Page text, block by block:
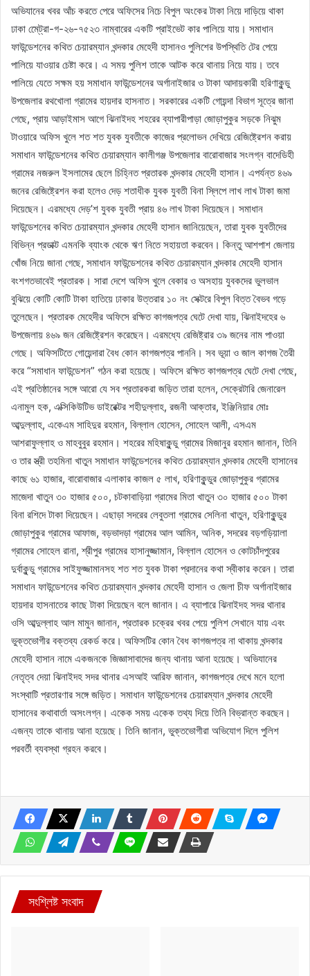
অভিযানের খবর আঁচ করতে পেরে অফিসের নিচে বিপুল অংকের টাকা নিয়ে দাড়িয়ে থাকা
ঢাকা মে্েট্রা-গ-২৬-৭৫২৩ নাম্বারের একটি প্রাইভেট কার পালিয়ে যায়। সমাধান
ফাউন্ডেশনের কথিত চেয়ারম্যান খন্দকার মেহেদী হাসানও পুলিশের উপস্থিতি টের পেয়ে
পালিয়ে যাওয়ার চেষ্টা করে। এ সময় পুলিশ তাকে আটক করে থানায় নিয়ে যায়। তবে
পালিয়ে যেতে সক্ষম হয় সমাধান ফাউন্ডেশনের অর্গানাইজার ও টাকা আদায়কারী হরিণাকুন্ডু
উপজেলার রথখোলা গ্রামের হায়দার হাসনাত। সরকারের একটি গোয়ন্দা বিভাগ সূত্রে জানা
গেছে, প্রায় আড়াইমাস আগে ঝিনাইদহ শহরের ব্যাপারীপাড়া জোড়াপুকুর সড়কে নিঝুম
টাওয়ারে অফিস খুলে শত শত যুবক যুবতীকে কাজের প্রলোভন দেখিয়ে রেজিষ্ট্রেশন করায়
সমাধান ফাউন্ডেশনের কথিত চেয়ারম্যান কালীগঞ্জ উপজেলার বারোবাজার সংলগ্ন বাদেডিহী
গ্রামের নজরুল ইসলামের ছেলে চিহ্নিত প্রতারক খন্দকার মেহেদী হাসান। এপর্যন্ত ৪৬৯
জনের রেজিষ্ট্রেশন করা হলেও দেড় শতাধীক যুবক যুবতী বিনা স্লিপে লাখ লাখ টাকা জমা
দিয়েছেন। এরমধ্যে দেড়’শ যুবক যুবতী প্রায় ৪৬ লাখ টাকা দিয়েছেন। সমাধান
ফাউন্ডেশনের কথিত চেয়ারম্যান খন্দকার মেহেদী হাসান জানিয়েছেন, তারা যুবক যুবতীদের
বিভিন্ন প্রডাক্ট এমনকি ব্যাংক থেকে ঋণ নিতে সহায়তা করবেন। কিন্তু আশপাশ জেলায়
খোঁজ নিয়ে জানা গেছে, সমাধান ফাউন্ডেশনের কথিত চেয়ারম্যান খন্দকার মেহেদী হাসান
বংশগতভাবেই প্রতারক। সারা দেশে অফিস খুলে বেকার ও অসহায় যুবকদের ভুলভাল
বুঝিয়ে কোটি কোটি টাকা হাতিয়ে ঢাকার উত্তরার ১০ নং সেক্টরে বিপুল বিত্ত বৈভব গড়ে
তুলেছেন। প্রতারক মেহেদীর অফিসে রক্ষিত কাগজপত্র ঘেটে দেখা যায়, ঝিনাইদহের ৬
উপজেলায় ৪৬৯ জন রেজিষ্ট্রেশন করেছেন। এরমধ্যে রেজিষ্ট্রার ৩৯ জনের নাম পাওয়া
গেছে। অফিসটিতে গোয়েন্দারা বৈধ কোন কাগজপত্র পাননি। সব ভূয়া ও জাল কাগজ তৈরী
করে “সমাধান ফাউন্ডেশন” গঠন করা হয়েছে। অফিসে রক্ষিত কাগজপত্র ঘেটে দেখা গেছে,
এই প্রতিষ্ঠানের সঙ্গে আরো যে সব প্রতারকরা জড়িত তারা হলেন, সেক্রেটারি জেনারেল
এনামুল হক, এক্সিকিউটিভ ডাইরেক্টর শহীদুল্লাহ, রজনী আক্তার, ইঞ্জিনিয়ার মোঃ
আব্দুল্লাহ, একেএম সাহিদুর রহমান, বিল্লাল হোসেন, সোহেল আলী, এসএম
আশরাফুল্লাহ ও মাহবুবুর রহমান। শহরের মহিষাকুন্ডু গ্রামের মিজানুর রহমান জানান, তিনি
ও তার স্ত্রী তহমিনা খাতুন সমাধান ফাউন্ডেশনের কথিত চেয়ারম্যান খন্দকার মেহেদী হাসানের
কাছে ৬১ হাজার, বারোবাজার এলাকার কাজল ৫ লাখ, হরিণাকুন্ডুর জোড়াপুকুর গ্রামের
মাজেদা খাতুন ৩০ হাজার ৫০০, চটকাবাড়িয়া গ্রামের মিতা খাতুন ৩০ হাজার ৫০০ টাকা
বিনা রশিদে টাকা দিয়েছেন। এছাড়া সদরের লেবুতলা গ্রামের সেলিনা খাতুন, হরিণাকুন্ডুর
জোড়াপুকুর গ্রামের আফাজ, বড়ভাদড়া গ্রামের আল আমিন, অনিক, সদরের বড়গড়িয়ালা
গ্রামের সোহেল রানা, শ্রীপুর গ্রামের হাসানুজ্জামান, বিল্লাল হোসেন ও কোটচাঁদপুরের
দুর্বাকুন্ডু গ্রামের সাইফুজ্জামানসহ শত শত যুবক টাকা প্রদানের কথা স্বীকার করেন। তারা
সমাধান ফাউন্ডেশনের কথিত চেয়ারম্যান খন্দকার মেহেদী হাসান ও জেলা চীফ অর্গানাইজার
হায়দার হাসনাতের কাছে টাকা দিয়েছেন বলে জানান। এ ব্যাপারে ঝিনাইদহ সদর থানার
ওসি আব্দুল্লাহ আল মামুন জানান, প্রতারক চক্রের খবর পেয়ে পুলিশ সেখানে যায় এবং
ভুক্তভোগীর বক্তব্য রেকর্ড করে। অফিসটির কোন বৈধ কাগজপত্র না থাকায় খন্দকার
মেহেদী হাসান নামে একজনকে জিজ্ঞাসাবাদের জন্য থানায় আনা হয়েছে। অভিযানের
নেতৃত্ব দেয়া ঝিনাইদহ সদর থানার এসআই আরিফ জানান, কাগজপত্র দেখে মনে হলো
সংস্থাটি প্রতারণার সঙ্গে জড়িত। সমাধান ফাউন্ডেশনের চেয়ারম্যান খন্দকার মেহেদী
হাসানের কথাবার্তা অসংলগ্ন। একেক সময় একেক তথ্য দিয়ে তিনি বিভ্রান্ত করছেন।
এজন্য তাকে থানায় আনা হয়েছে। তিনি জানান, ভুক্তভোগীরা অভিযোগ দিলে পুলিশ
পরবর্তী ব্যবস্থা গ্রহন করবে।
সংশ্লিষ্ট সংবাদ